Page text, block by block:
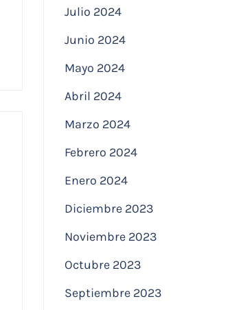
Julio 2024
Junio 2024
Mayo 2024
Abril 2024
Marzo 2024
Febrero 2024
Enero 2024
Diciembre 2023
Noviembre 2023
Octubre 2023
Septiembre 2023